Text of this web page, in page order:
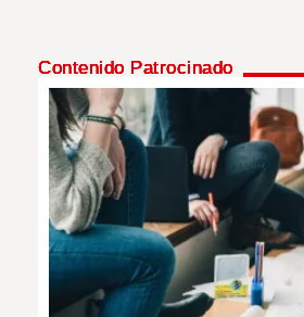
Contenido Patrocinado